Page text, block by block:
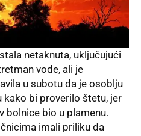
netaknuta, uključujući
vode, ali je
u subotu da je osoblju
kako bi proverilo štetu, jer
bolnice bio u plamenu.
imali priliku da